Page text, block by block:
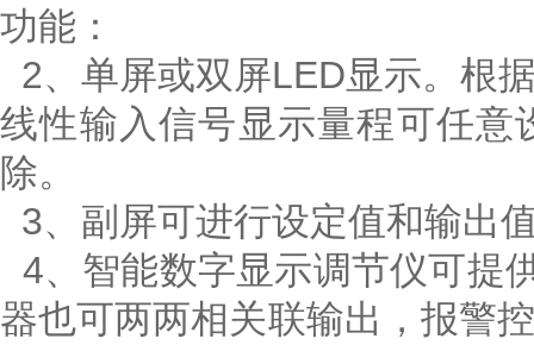
功能：
2、单屏或双屏LED显示。根
线性输入信号显示量程可任
除。
3、副屏可进行设定值和输出
4、智能数字显示调节仪可提
器也可两两相关联输出，报警